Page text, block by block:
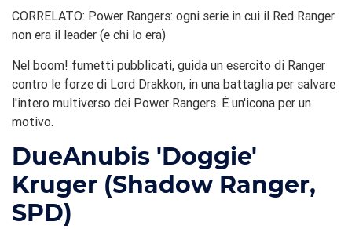
CORRELATO: Power Rangers: ogni serie in cui il Red Ranger
non era il leader (e chi lo era)
Nel boom! fumetti pubblicati, guida un esercito di Ranger
contro le forze di Lord Drakkon, in una battaglia per salvare
l'intero multiverso dei Power Rangers. È un'icona per un
motivo.
DueAnubis 'Doggie'
Kruger (Shadow Ranger,
SPD)